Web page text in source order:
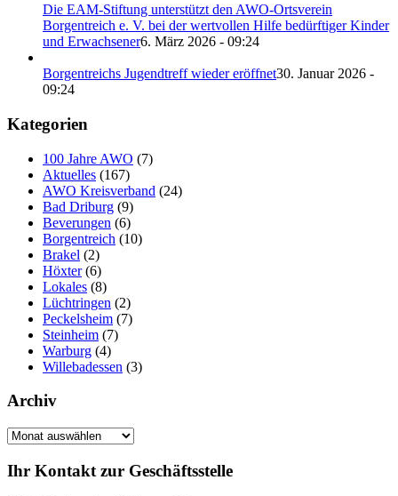
Die EAM-Stiftung unterstützt den AWO-Ortsverein
Borgentreich e. V. bei der wertvollen Hilfe bedürftiger Kinder
und Erwachsener6. März 2026 - 09:24
Borgentreichs Jugendtreff wieder eröffnet30. Januar 2026 -
09:24
Kategorien
100 Jahre AWO (7)
Aktuelles (167)
AWO Kreisverband (24)
Bad Driburg (9)
Beverungen (6)
Borgentreich (10)
Brakel (2)
Höxter(6)
Lokales (8)
Lüchtringen (2)
Peckelsheim (7)
Steinheim (7)
Warburg (4)
Willebadessen (3)
Archiv
Archiv
Ihr Kontakt zur Geschäftsstelle